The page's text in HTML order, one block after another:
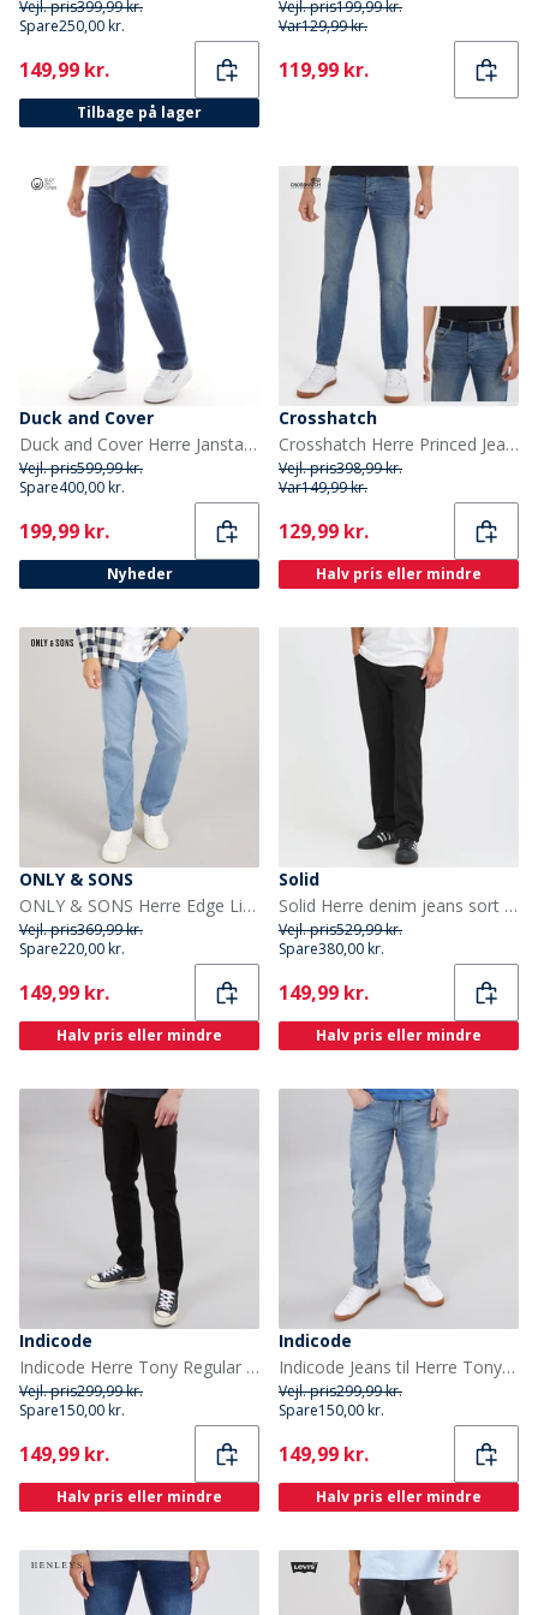
Vejl. pris399,99 kr.
Spare250,00 kr.
Current
149,99 kr.
Tilbage på lager
Vejl. pris199,99 kr.
Var129,99 kr.
Current
119,99 kr.
Duck and Cover
Duck and Cover Herre Janstar Jeans Med Lige Ben Blå
Vejl. pris599,99 kr.
Spare400,00 kr.
Current
199,99 kr.
Nyheder
Crosshatch
Crosshatch Herre Princed Jeans med lige pasform Stenvasket
Vejl. pris398,99 kr.
Var149,99 kr.
Current
129,99 kr.
Halv pris eller mindre
ONLY & SONS
ONLY & SONS Herre Edge Lige Pasform Jeans Medium Blue Denim
Vejl. pris369,99 kr.
Spare220,00 kr.
Current
149,99 kr.
Halv pris eller mindre
Solid
Solid Herre denim jeans sort denim
Vejl. pris529,99 kr.
Spare380,00 kr.
Current
149,99 kr.
Halv pris eller mindre
Indicode
Indicode Herre Tony Regular Fit Jeans Ultra Sort
Vejl. pris299,99 kr.
Spare150,00 kr.
Current
149,99 kr.
Halv pris eller mindre
Indicode
Indicode Jeans til Herre Tony Regular Fit Blå Vask
Vejl. pris299,99 kr.
Spare150,00 kr.
Current
149,99 kr.
Halv pris eller mindre